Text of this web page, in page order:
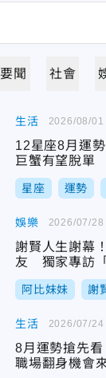
要聞 社會
生活
12星座8月運
巨蟹有望脫單
星座 運勢
2026/08/01
娛樂
謝賢人生謝幕
友 獨家專訪
深情告白
阿比妹妹 謝
2026/07/28
生活
8月運勢搶先
職場翻身機會
2026/07/24